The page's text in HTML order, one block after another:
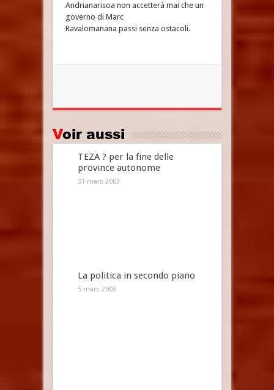
Andrianarisoa non accetterà mai che un
governo di Marc
Ravalomanana passi senza ostacoli.
Voir aussi
TEZA ? per la fine delle
province autonome
31 mars 2003
La politica in secondo piano
5 mars 2003